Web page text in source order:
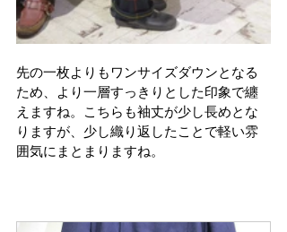
先の一枚よりもワンサイズダウンとなる
ため、より一層すっきりとした印象で纏
えますね。こちらも袖丈が少し長めとな
りますが、少し織り返したことで軽い雰
囲気にまとまりますね。